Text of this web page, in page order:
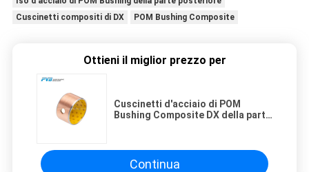
Cuscinetti compositi di DX
POM Bushing Composite
Ottieni il miglior prezzo per
Cuscinetti d'acciaio di POM
Bushing Composite DX della parte
Continua